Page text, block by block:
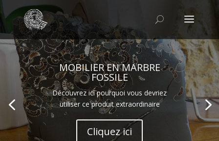
MOBILIER EN MARBRE
FOSSILE
Découvrez ici pourquoi vous devriez
utiliser ce produit extraordinaire
Cliquez ici